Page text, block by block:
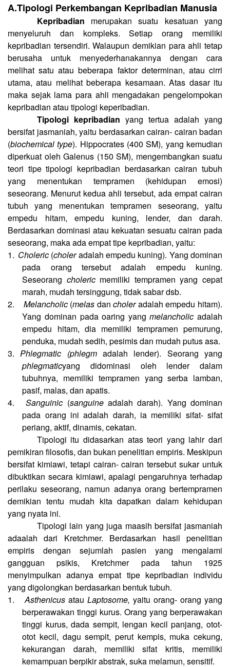
A.Tipologi Perkembangan Kepribadian Manusia
Kepribadian merupakan suatu kesatuan yang
menyeluruh dan kompleks. Setiap orang memiliki
kepribadian tersendiri. Walaupun demikian para ahli tetap
berusaha untuk menyederhanakannya dengan cara
melihat satu atau beberapa faktor determinan, atau cirri
utama, atau melihat beberapa kesamaan. Atas dasar itu
maka sejak lama para ahli mengadakan pengelompokan
kepribadian atau tipologi keperibadian.
Tipologi kepribadian yang tertua adalah yang
bersifat jasmaniah, yaitu berdasarkan cairan- cairan badan
(biochemical type). Hippocrates (400 SM), yang kemudian
diperkuat oleh Galenus (150 SM), mengembangkan suatu
teori tipe tipologi kepribadian berdasarkan cairan tubuh
yang menentukan tempramen (kehidupan emosi)
seseorang. Menurut kedua ahli tersebut, ada empat cairan
tubuh yang menentukan tempramen seseorang, yaitu
empedu hitam, empedu kuning, lender, dan darah.
Berdasarkan dominasi atau kekuatan sesuatu cairan pada
seseorang, maka ada empat tipe kepribadian, yaitu:
1. Choleric (choleradalah empedu kuning). Yang dominan
pada orang tersebut adalah empedu kuning.
Seseorang choleric memiliki tempramen yang cepat
marah, mudah tersinggung, tidak sabar dsb.
2.
Melancholic (melas dancholeradalah empedu hitam).
Yang dominan pada oaring yangmelancholic adalah
empedu hitam, dia memiliki tempramen pemurung,
penduka, mudah sedih, pesimis dan mudah putus asa.
3. Phlegmatic (phlegmadalah lender). Seorang yang
phlegmaticyang didominasi oleh lender dalam
tubuhnya, memiliki tempramen yang serba lamban,
pasif, malas, dan apatis.
4.
Sanguinic (sanguine adalah darah). Yang dominan
pada orang ini adalah darah, ia memiliki sifat- sifat
periang, aktif, dinamis, cekatan.
Tipologi itu didasarkan atas teori yang lahir dari
pemikiran filosofis, dan bukan penelitian empiris. Meskipun
bersifat kimiawi, tetapi cairan- cairan tersebut sukar untuk
dibuktikan secara kimiawi, apalagi pengaruhnya terhadap
perilaku seseorang, namun adanya orang bertempramen
demikian tentu mudah kita dapatkan dalam kehidupan
yang nyata ini.
Tipologi lain yang juga maasih bersifat jasmaniah
adaalah dari Kretchmer. Berdasarkan hasil penelitian
empiris dengan sejumlah pasien yang mengalami
gangguan psikis, Kretchmer pada tahun 1925
menyimpulkan adanya empat tipe kepribadian individu
yang digolongkan berdasarkan bentuk tubuh.
1.
Asthenicus atau Laptosome, yaitu orang- orang yang
berperawakan tinggi kurus. Orang yang berperawakan
tinggi kurus, dada sempit, lengan kecil panjang, otot-
otot kecil, dagu sempit, perut kempis, muka cekung,
kekurangan darah, memiliki sifat kritis, memiliki
kemampuan berpikir abstrak, suka melamun, sensitif.